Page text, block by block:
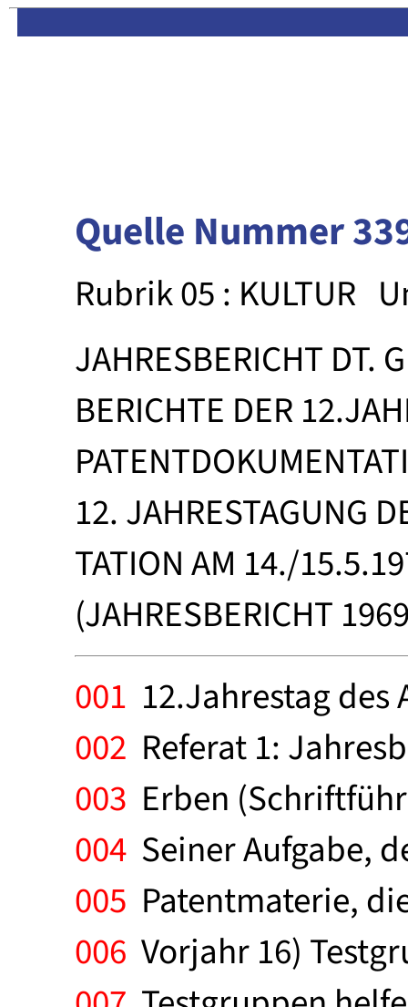
Quelle Nummer
Rubrik 05 : KULTUR
JAHRESBERICHT DT.
BERICHTE DER
12. JAHRESTAGUNG
TATION AM 14./
(JAHRESBERICHT
001 12.Jahrestag des
002 Referat 1:
003 Erben
004 Seiner Aufgabe,
005 Patentmaterie,
006 Vorjahr 16)